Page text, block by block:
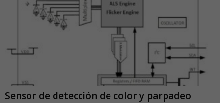
Sensor de detección de color y parpadeo